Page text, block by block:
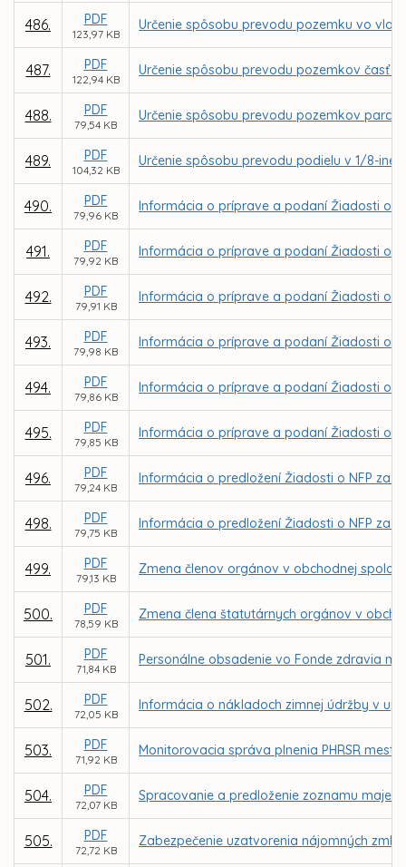
486. PDF
123,97 KB
Určenie spôsobu prevodu pozemku vo
487. PDF
122,94 KB
Určenie spôsobu prevodu pozemkov časť
488. PDF
79,54 KB
Určenie spôsobu prevodu pozemkov parc. C
489. PDF
104,32 KB
Určenie spôsobu prevodu podielu v 1/8-ine
490. PDF
79,96 KB
Informácia o príprave a podaní Žiadosti o
491. PDF
79,92 KB
Informácia o príprave a podaní Žiadosti o
492. PDF
79,91 KB
Informácia o príprave a podaní Žiadosti o
493. PDF
79,98 KB
Informácia o príprave a podaní Žiadosti o
494. PDF
79,86 KB
Informácia o príprave a podaní Žiadosti o
495. PDF
79,85 KB
Informácia o príprave a podaní Žiadosti o
496. PDF
79,24 KB
Informácia o predložení Žiadosti o NFP za
498. PDF
79,75 KB
Informácia o predložení Žiadosti o NFP za
499. PDF
79,13 KB
Zmena členov orgánov v obchodnej
500. PDF
78,59 KB
Zmena člena štatutárnych orgánov v
501. PDF
71,84 KB
Personálne obsadenie vo Fonde zdravia
502. PDF
72,05 KB
Informácia o nákladoch zimnej údržby v
503. PDF
71,92 KB
Monitorovacia správa plnenia PHRSR
504. PDF
72,07 KB
Spracovanie a predloženie zoznamu
505. PDF
72,72 KB
Zabezpečenie uzatvorenia nájomných